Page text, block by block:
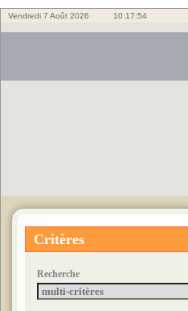
Vendredi 7 Août 2026 10:17:55
Critères
Recherche